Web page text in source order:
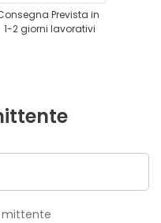
Prevista in
1-2 giorni lavorativi
del mittente